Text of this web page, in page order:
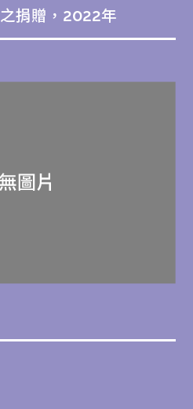
之捐贈，2022年